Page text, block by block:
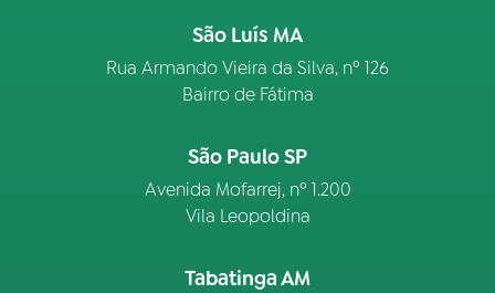
São Luís MA
Rua Armando Vieira da Silva, nº 126
Bairro de Fátima
São Paulo SP
Avenida Mofarrej, nº 1.200
Vila Leopoldina
Tabatinga AM